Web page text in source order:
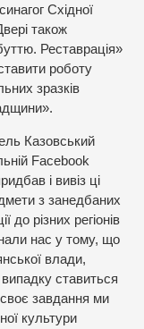
Східної
також
Реставрація»
роботу
зразків
Казовський
Facebook
і вивіз ці
з занедбаних
до різних регіонів
нас у тому, що
влади,
ставиться
завдання ми
культури